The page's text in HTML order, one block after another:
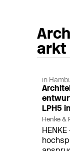
arkt
in
LPH5
Henke &